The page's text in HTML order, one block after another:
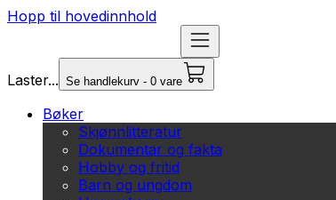
Hopp til hovedinnhold
Laster... Se handlekurv - 0 vare
Bøker
Skjønnlitteratur
Dokumentar og fakta
Hobby og fritid
Barn og ungdom